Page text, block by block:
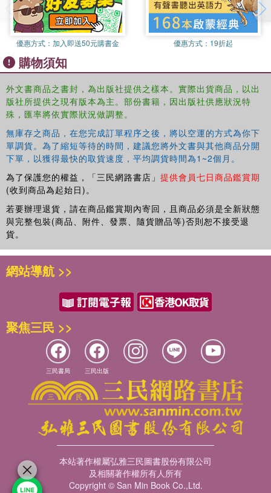
優惠方式： 加入即送50元購書金 優惠方式： 19折起
購物須知
外文書商品之書封，為出版社提供之樣本。實際出貨商品，以出
版社所提供之現有版本為主。部份書籍，因出版社供應狀況特
殊，匯率將依實際狀況做調整。
無庫存之商品，在您完成訂單程序之後，將以空運的方式為你下
單調貨。為了縮短等待的時間，建議您將外文書與其他商品分開
下單，以獲得最快的取貨速度，平均調貨時間為1~2個月。
為了保護您的權益，「三民網路書店」 提供會員七日商品鑑賞期
(收到商品為起始日)。
若要辦理退貨，請在商品鑑賞期內寄回，且商品必須是全新狀態
與完整包裝(商品、附件、發票、隨貨贈品等)否則恕不接受退
貨。
網站導航 >>
聚焦三民 >>
三民書局 三民出版
本站著作權屬弘雅三民圖書股份有限公司
及相關著作權所有人所有
Copyright © San Min Book Co.,Ltd.